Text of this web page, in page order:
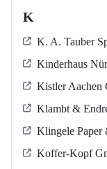
K
K. A. Tauber
Kinderhaus
Kistler Aachen
Klambt &
Klingele Paper
Koffer-Kopf